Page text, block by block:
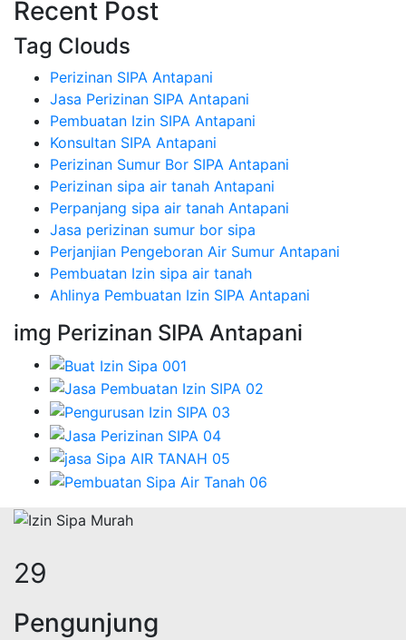
Recent Post
Tag Clouds
Perizinan SIPA Antapani
Jasa Perizinan SIPA Antapani
Pembuatan Izin SIPA Antapani
Konsultan SIPA Antapani
Perizinan Sumur Bor SIPA Antapani
Perizinan sipa air tanah Antapani
Perpanjang sipa air tanah Antapani
Jasa perizinan sumur bor sipa
Perjanjian Pengeboran Air Sumur Antapani
Pembuatan Izin sipa air tanah
Ahlinya Pembuatan Izin SIPA Antapani
img Perizinan SIPA Antapani
38
Pengunjung